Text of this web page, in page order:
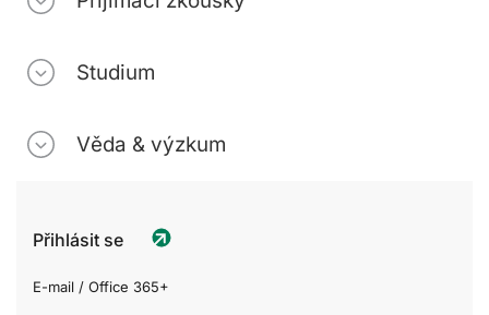
Studium
Věda & výzkum
Přihlásit se
E-mail / Office 365+